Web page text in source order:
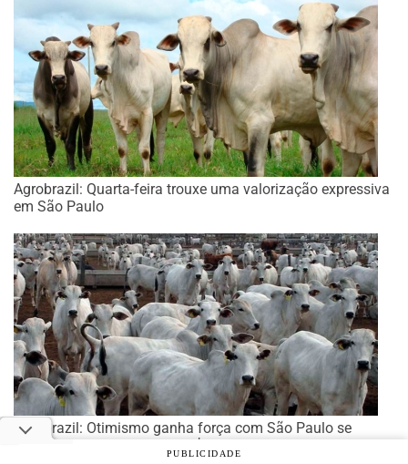
Agrobrazil: Quarta-feira trouxe uma valorização expressiva
em São Paulo
Agrobrazil: Otimismo ganha força com São Paulo se
aproximando da média de R$ 347,00/@
PUBLICIDADE